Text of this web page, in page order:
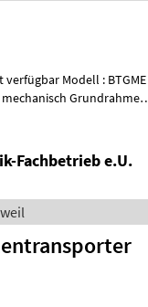
Grundrahmen
Fachbetrieb e.U.